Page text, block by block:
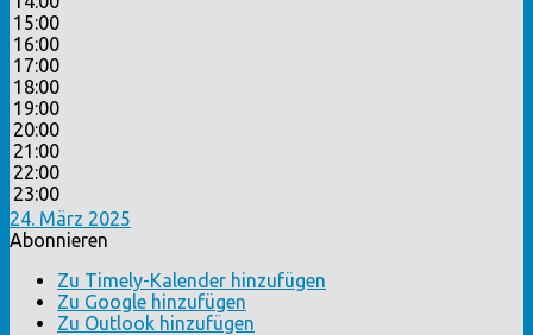
15:00
16:00
17:00
18:00
19:00
20:00
21:00
22:00
23:00
24. März 2025
Abonnieren
Zu Timely-Kalender hinzufügen
Zu Google hinzufügen
Zu Outlook hinzufügen